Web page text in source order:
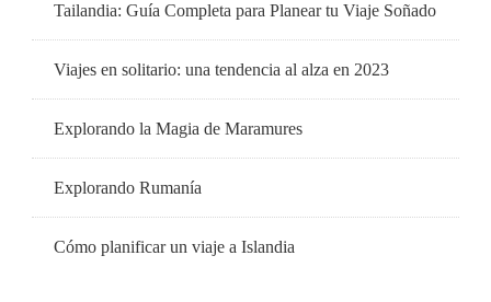
Tailandia: Guía Completa para Planear tu Viaje Soñado
Viajes en solitario: una tendencia al alza en 2023
Explorando la Magia de Maramures
Explorando Rumanía
Cómo planificar un viaje a Islandia